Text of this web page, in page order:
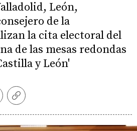
León,
de la
la cita electoral del
de las mesas redondas
y León'
Copiar